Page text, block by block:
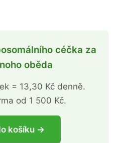
céčka za
oběda
= 13,30 Kč denně.
od 1 500 Kč.
košíku →